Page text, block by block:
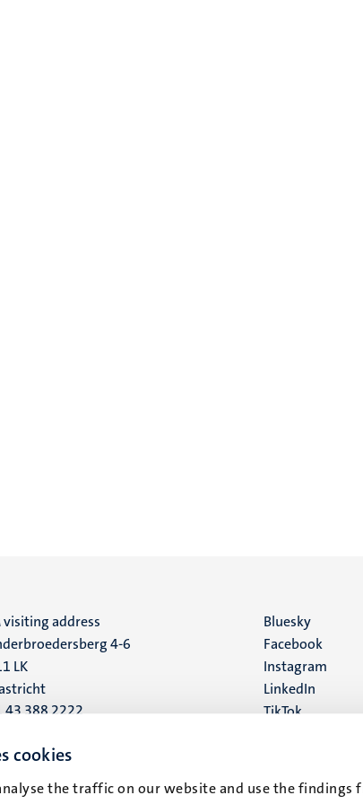
cookies
the traffic on our website and use the findings
visiting address
4-6
LK
43 388 2222
postal address
MD
Social
media
Bluesky
Facebook
Instagram
LinkedIn
TikTok